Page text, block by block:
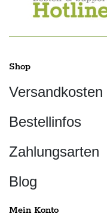
Shop
Versandkosten
Bestellinfos
Zahlungsarten
Blog
Mein Konto